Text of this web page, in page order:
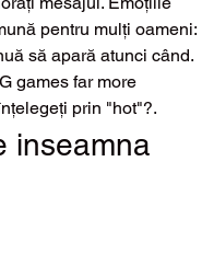
pentru mulți oameni:
să apară atunci când.
games far more
prin "hot"?.
inseamna